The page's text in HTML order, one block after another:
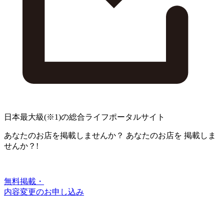
日本最大級(※1)の総合ライフポータルサイト
あなたのお店を掲載しませんか？ あなたのお店を 掲載しま
せんか？!
無料掲載・
内容変更のお申し込み